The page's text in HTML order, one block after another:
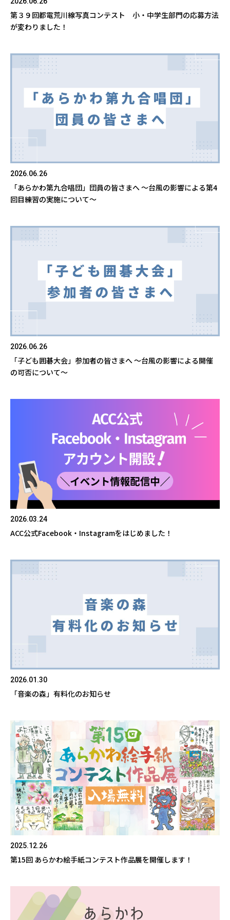
第３９回都電荒川線写真コンテスト 小・中学生部門の応募方法
が変わりました！
2026.06.26
「あらかわ第九合唱団」団員の皆さまへ ～台風の影響による第4
回目練習の実施について～
2026.06.26
「子ども囲碁大会」参加者の皆さまへ ～台風の影響による開催
の可否について～
2026.03.24
ACC公式Facebook・Instagramをはじめました！
2026.01.30
「音楽の森」有料化のお知らせ
2025.12.26
第15回 あらかわ絵手紙コンテスト作品展を開催します！